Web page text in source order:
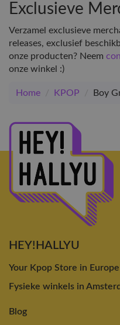
Exclusieve
Verzamel exclusieve
releases, exclusief
onze producten? Neem
onze winkel :)
Home / KPOP / Boy
HEY!HALLYU
Your Kpop Store in
Fysieke winkels in
Blog